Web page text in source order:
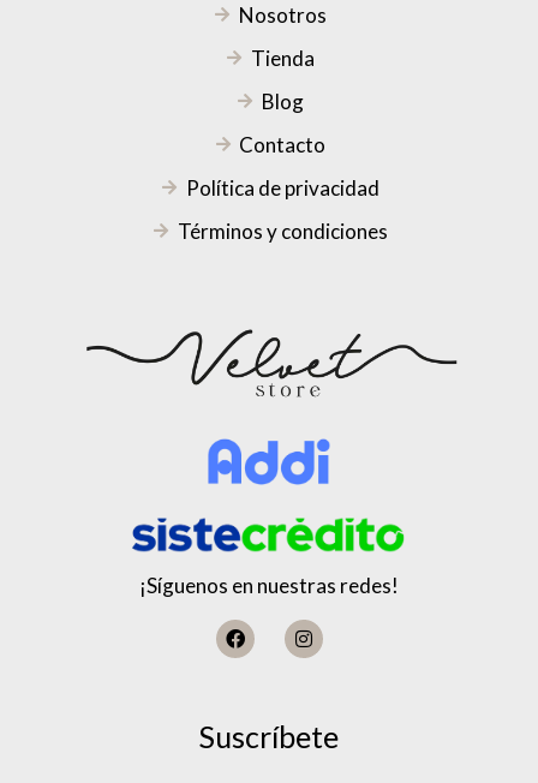
Nosotros
Tienda
Blog
Contacto
Política de privacidad
Términos y condiciones
¡Síguenos en nuestras redes!
Suscríbete